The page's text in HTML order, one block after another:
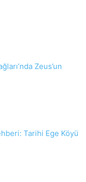
Zeus’un
Tarihi Ege Köyü